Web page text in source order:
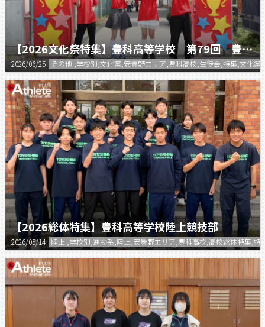
【2026文化祭特集】豊科高等学校 第79回 豊高祭
2026/06/25 その他 ,学校別,文化祭,安曇野エリア,豊科高校,生徒会,特集,文化祭
【2026総体特集】豊科高等学校陸上競技部
2026/05/14 陸上 ,学校別,運動系,陸上,安曇野エリア,豊科高校,高校総体特集,特